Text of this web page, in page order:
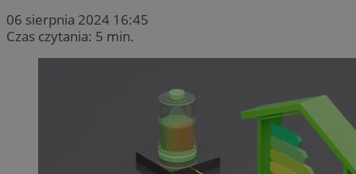
06 sierpnia 2024 16:45
Czas czytania: 5 min.